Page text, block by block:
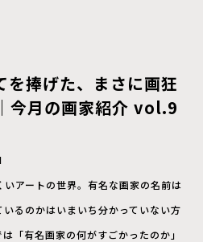
を捧げた、まさに画狂
今月の画家紹介 vol.9
アートの世界。有名な画家の名前は
るのかはいまいち分かっていない方
「有名画家の何がすごかったのか」